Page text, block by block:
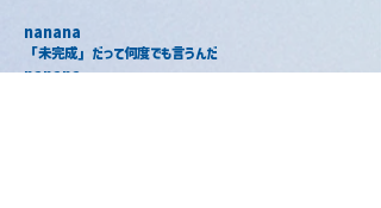
nanana
「未完成」だって何度でも言うんだ
nanana